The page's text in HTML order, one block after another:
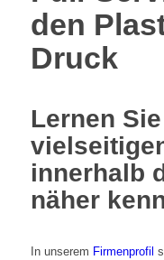
den
Druck
Lernen
innerhalb
näher
In unserem Firmenprofil